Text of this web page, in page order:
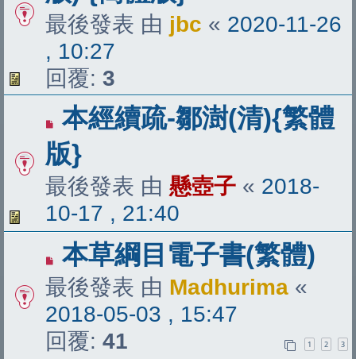
最後發表 由 jbc « 2020-11-26
, 10:27
回覆: 3
本經續疏-鄒澍(清){繁體
版}
最後發表 由 懸壺子 « 2018-
10-17 , 21:40
本草綱目電子書(繁體)
最後發表 由 Madhurima «
2018-05-03 , 15:47
回覆: 41 1 2 3